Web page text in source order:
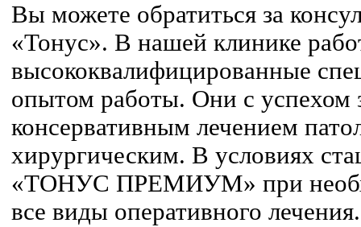
Вы можете обратиться за
«Тонус». В нашей клинике
высококвалифицированные
опытом работы. Они с успехом
консервативным лечением
хирургическим. В условиях
«ТОНУС ПРЕМИУМ» при
все виды оперативного